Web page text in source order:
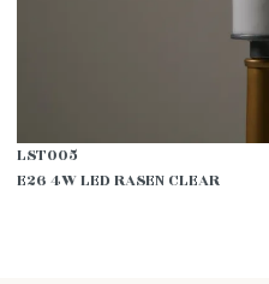
LST005
E26 4W LED RASEN CLEAR